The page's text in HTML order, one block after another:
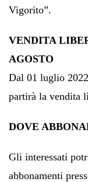
Vigorito”.
VENDITA
AGOSTO
Dal 01 luglio
partirà la vendita
DOVE
Gli interessati
abbonamenti